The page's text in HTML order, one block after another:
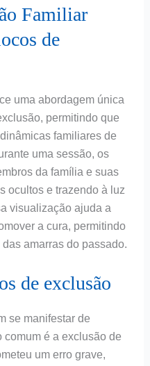
Familiar
de
uma abordagem única
permitindo que
familiares de
uma sessão, os
da família e suas
ocultos e trazendo à luz
visualização ajuda a
a cura, permitindo
amarras do passado.
de exclusão
se manifestar de
comum é a exclusão de
um erro grave,